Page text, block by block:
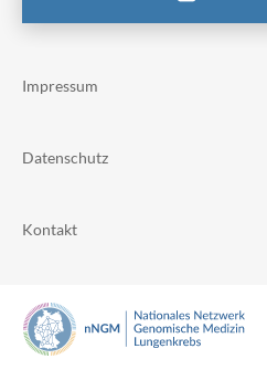
Impressum
Datenschutz
Kontakt